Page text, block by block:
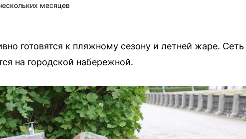
месяцев
готовятся к пляжному сезону и летней жаре. Сеть
на городской набережной.